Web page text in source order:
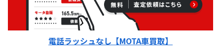
電話ラッシュなし【MOTA車買取】